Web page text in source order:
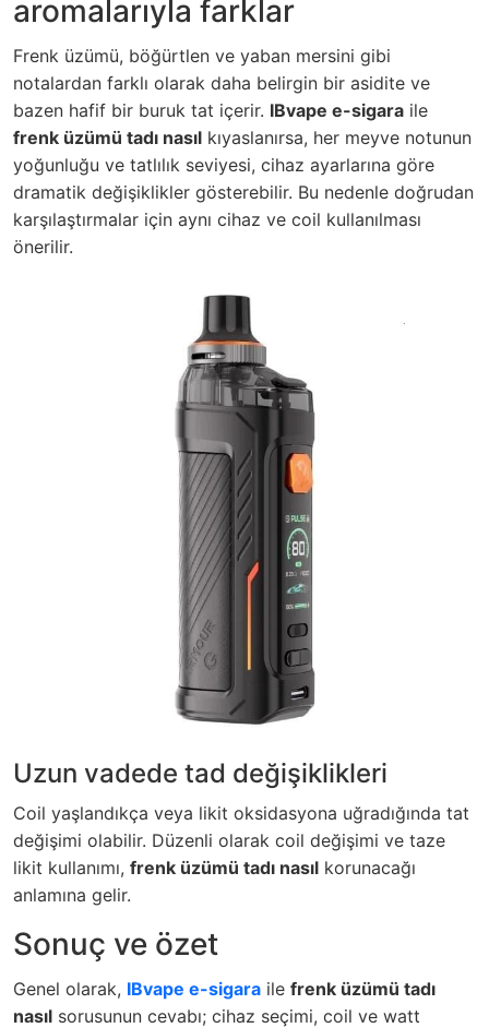
aromalarıyla farklar
Frenk üzümü, böğürtlen ve yaban mersini gibi
notalardan farklı olarak daha belirgin bir asidite ve
bazen hafif bir buruk tat içerir. IBvape e-sigara ile
frenk üzümü tadı nasıl kıyaslanırsa, her meyve notunun
yoğunluğu ve tatlılık seviyesi, cihaz ayarlarına göre
dramatik değişiklikler gösterebilir. Bu nedenle doğrudan
karşılaştırmalar için aynı cihaz ve coil kullanılması
önerilir.
Uzun vadede tad değişiklikleri
Coil yaşlandıkça veya likit oksidasyona uğradığında tat
değişimi olabilir. Düzenli olarak coil değişimi ve taze
likit kullanımı, frenk üzümü tadı nasıl korunacağı
anlamına gelir.
Sonuç ve özet
Genel olarak, IBvape e-sigara ile frenk üzümü tadı
nasıl sorusunun cevabı; cihaz seçimi, coil ve watt